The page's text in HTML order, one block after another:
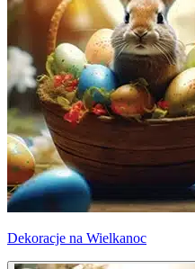
Dekoracje na Wielkanoc